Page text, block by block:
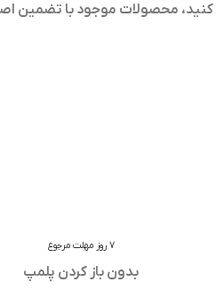
کنید، محصولات موجود با
7 روز مهلت مرجوع
بدون باز کردن پلمپ